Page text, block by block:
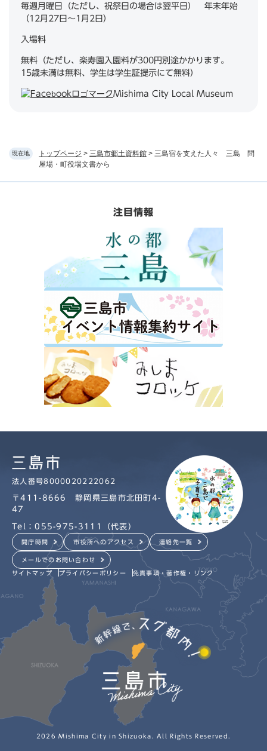
現在地 トップページ > 三島市郷土資料館 > 三島宿を支えた人々 三島 問
屋場・町役場文書から
毎週月曜日（ただし、祝祭日の場合は翌平日） 年末年始
（12月27日～1月2日）
入場料
無料（ただし、楽寿園入園料が300円別途かかります。
15歳未満は無料、学生は学生証提示にて無料）
Mishima City Local Museum
注目情報
法人番号8000020222062
〒411-8666 静岡県三島市北田町4-
47
Tel：055-975-3111（代表）
開庁時間 市役所へのアクセス 連絡先一覧
メールでのお問い合わせ
サイトマップ プライバシーポリシー 免責事項・著作権・リンク
2026 Mishima City in Shizuoka. All Rights Reserved.